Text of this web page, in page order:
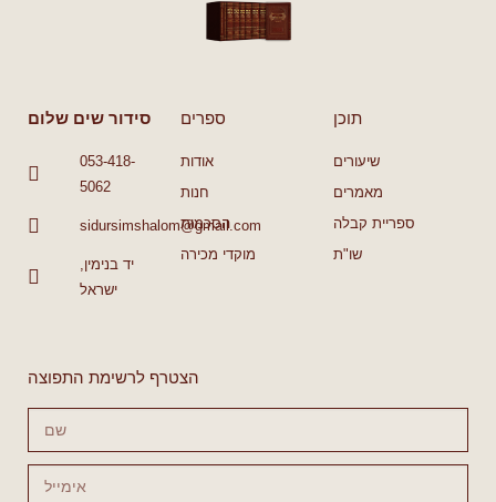
סידור שים שלום
053-418-
5062
sidursimshalom@gmail.com
יד בנימין,
ישראל
ספרים
אודות
חנות
הסכמות
מוקדי מכירה
תוכן
שיעורים
מאמרים
ספריית קבלה
שו"ת
הצטרף לרשימת התפוצה